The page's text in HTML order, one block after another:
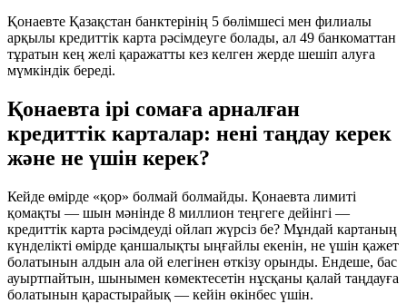
Қонаевте Қазақстан банктерінің 5 бөлімшесі мен филиалы
арқылы кредиттік карта рәсімдеуге болады, ал 49 банкоматтан
тұратын кең желі қаражатты кез келген жерде шешіп алуға
мүмкіндік береді.
Қонаевта ірі сомаға арналған
кредиттік карталар: нені таңдау керек
және не үшін керек?
Кейде өмірде «қор» болмай болмайды. Қонаевта лимиті
қомақты — шын мәнінде 8 миллион теңгеге дейінгі —
кредиттік карта рәсімдеуді ойлап жүрсіз бе? Мұндай картаның
күнделікті өмірде қаншалықты ыңғайлы екенін, не үшін қажет
болатынын алдын ала ой елегінен өткізу орынды. Ендеше, бас
ауыртпайтын, шынымен көмектесетін нұсқаны қалай таңдауға
болатынын қарастырайық — кейін өкінбес үшін.